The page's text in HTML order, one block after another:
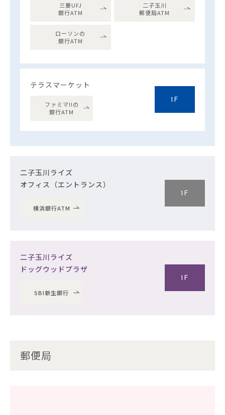
三菱UFJ
銀行ATM
二子玉川
郵便局ATM
ローソンの
銀行ATM
テラスマーケット
ファミマ!!の
銀行ATM
1F
二子玉川ライズ
オフィス（エントランス）
横浜銀行ATM
1F
二子玉川ライズ
ドッグウッドプラザ
SBI新生銀行
1F
郵便局